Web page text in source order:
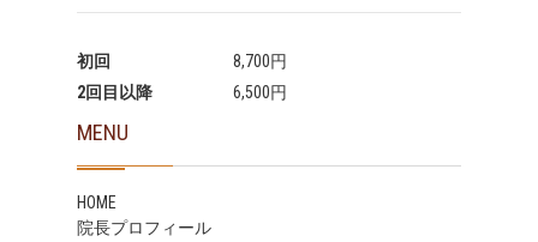
初回
8,700円
2回目以降
6,500円
MENU
HOME
院長プロフィール